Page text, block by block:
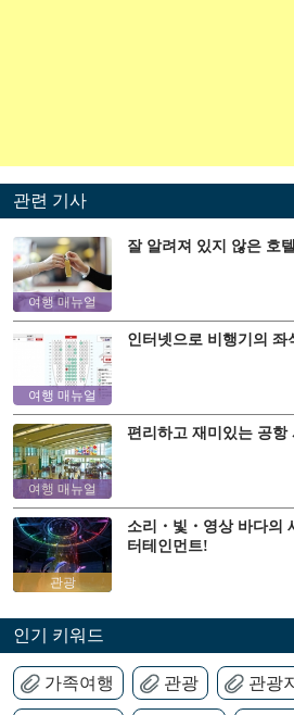
관련 기사
여행 매뉴얼
잘 알려져 있지 않은 호
여행 매뉴얼
인터넷으로 비행기의 좌
여행 매뉴얼
편리하고 재미있는 공항
관광
소리・빛・영상 바다의
터테인먼트!
인기 키워드
가족여행 관광 관광지